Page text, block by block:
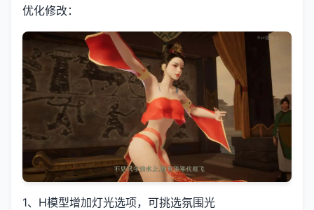
优化修改：
1、H模型增加灯光选项，可挑选氛围光